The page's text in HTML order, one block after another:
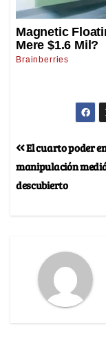
El cuarto poder
manipulación
descubierto